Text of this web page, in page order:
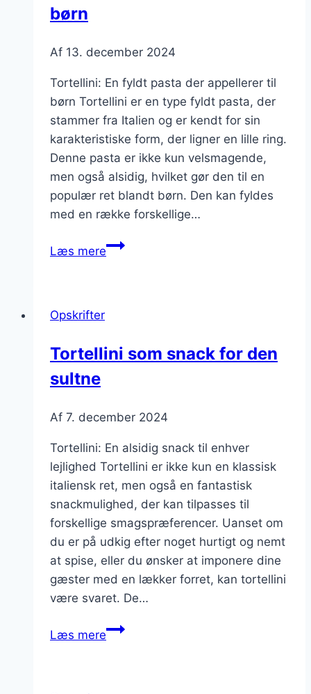
børn
Af 13. december 2024
Tortellini: En fyldt pasta der appellerer til
børn Tortellini er en type fyldt pasta, der
stammer fra Italien og er kendt for sin
karakteristiske form, der ligner en lille ring.
Denne pasta er ikke kun velsmagende,
men også alsidig, hvilket gør den til en
populær ret blandt børn. Den kan fyldes
med en række forskellige…
Læs mereTortellini
Opskrifter
Tortellini som snack for den
sultne
Af 7. december 2024
Tortellini: En alsidig snack til enhver
lejlighed Tortellini er ikke kun en klassisk
italiensk ret, men også en fantastisk
snackmulighed, der kan tilpasses til
forskellige smagspræferencer. Uanset om
du er på udkig efter noget hurtigt og nemt
at spise, eller du ønsker at imponere dine
gæster med en lækker forret, kan tortellini
være svaret. De…
Læs mereTortellini